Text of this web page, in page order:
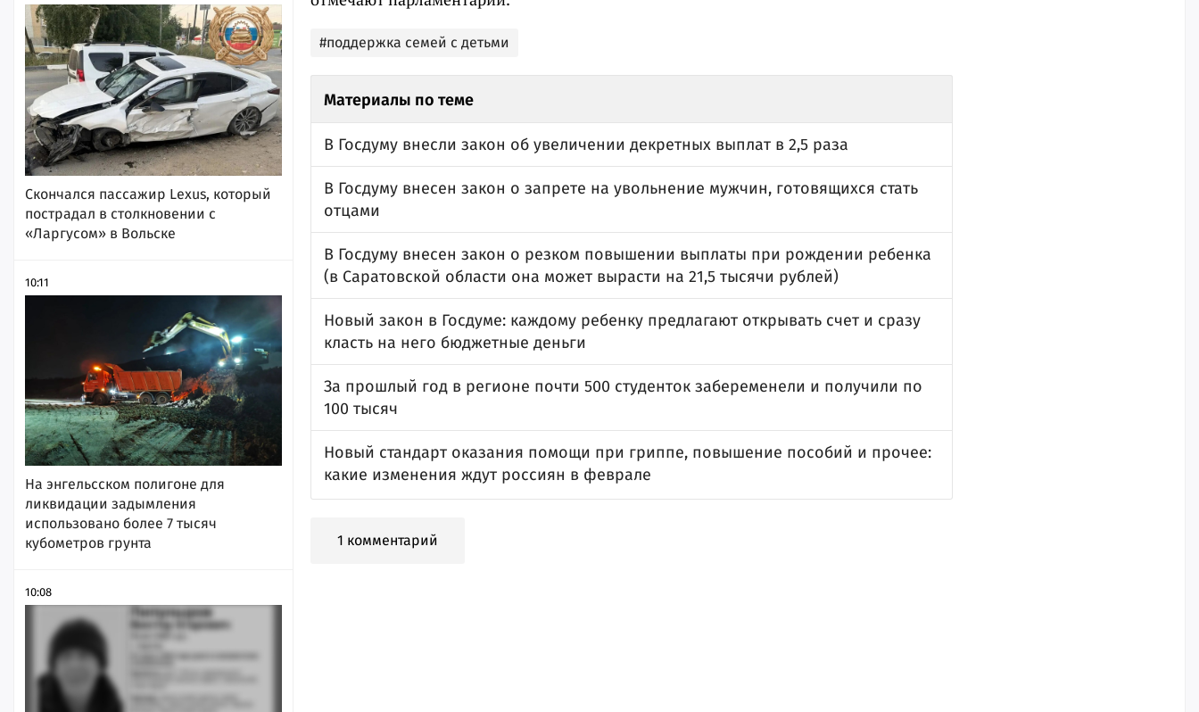
Скончался пассажир Lexus, который
пострадал в столкновении с
«Ларгусом» в Вольске
10:11
На энгельсском полигоне для
ликвидации задымления
использовано более 7 тысяч
кубометров грунта
10:08
#поддержка семей с детьми
Материалы по теме
В Госдуму внесли закон об увеличении декретных выплат в 2,5 раза
В Госдуму внесен закон о запрете на увольнение мужчин, готовящихся стать
отцами
В Госдуму внесен закон о резком повышении выплаты при рождении ребенка
(в Саратовской области она может вырасти на 21,5 тысячи рублей)
Новый закон в Госдуме: каждому ребенку предлагают открывать счет и сразу
класть на него бюджетные деньги
За прошлый год в регионе почти 500 студенток забеременели и получили по
100 тысяч
Новый стандарт оказания помощи при гриппе, повышение пособий и прочее:
какие изменения ждут россиян в феврале
1 комментарий